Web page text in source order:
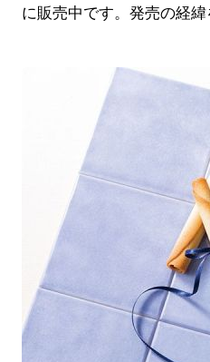
に販売中です。発売の経緯